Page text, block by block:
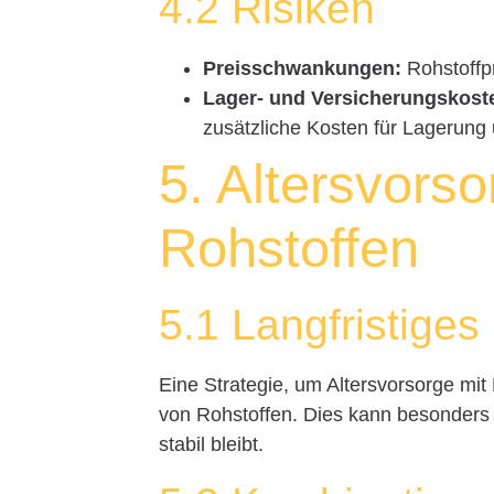
Preisschwankungen:
Lager- und
zusätzliche Kosten für Lagerung
5.
Rohstoffen
5.1 Langfristiges
Eine Strategie, um Altersvorsorge
von Rohstoffen. Dies kann
stabil bleibt.